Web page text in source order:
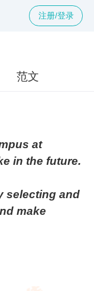
注册/登录
范文
at
in the future.
selecting and
make